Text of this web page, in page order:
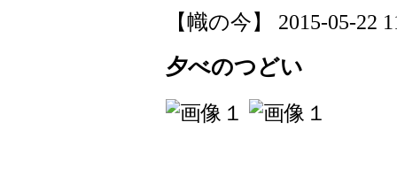
【幟の今】 2015-05-22
夕べのつどい